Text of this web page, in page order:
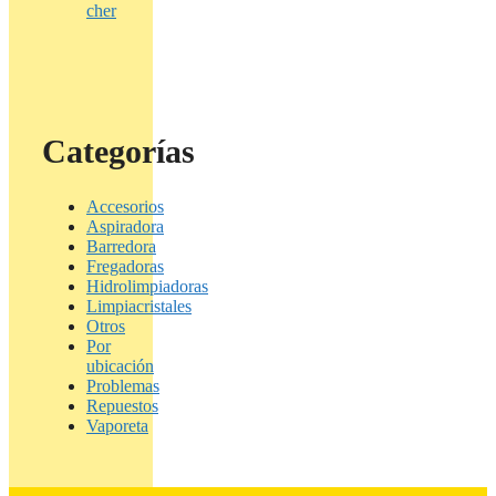
cher
Categorías
Accesorios
Aspiradora
Barredora
Fregadoras
Hidrolimpiadoras
Limpiacristales
Otros
Por
ubicación
Problemas
Repuestos
Vaporeta